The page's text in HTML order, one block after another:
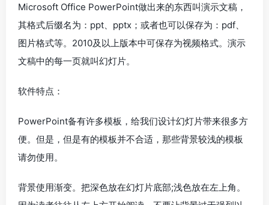
Microsoft Office PowerPoint做出来的东西叫演示文稿，
其格式后缀名为：ppt、pptx；或者也可以保存为：pdf、
图片格式等。2010及以上版本中可保存为视频格式。演示
文稿中的每一页就叫幻灯片。
软件特点：
PowerPoint备有许多模板，给我们设计幻灯片带来很多方
便。但是，但是有的模板并不合适，那些背景较浅的模板
请勿使用。
背景使用渐变。把深色放在幻灯片底部;浅色放在左上角。